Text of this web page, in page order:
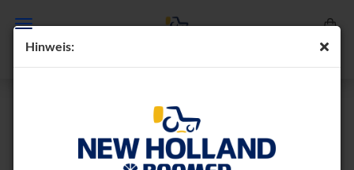
Hin­weis:
SAATEGGEN